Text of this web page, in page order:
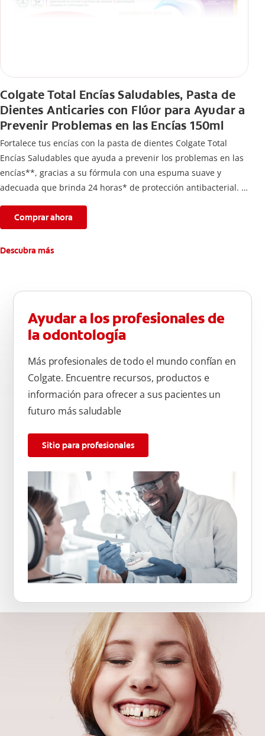
Colgate Total Encías Saludables, Pasta de
Dientes Anticaries con Flúor para Ayudar a
Prevenir Problemas en las Encías 150ml
Fortalece tus encías con la pasta de dientes Colgate Total
Encías Saludables que ayuda a prevenir los problemas en las
encías**, gracias a su fórmula con una espuma suave y
adecuada que brinda 24 horas* de protección antibacterial.
semanas.
**Causados por bacterias.
Comprar ahora
Descubra más
Ayudar a los profesionales de
la odontología
Más profesionales de todo el mundo confían en
Colgate. Encuentre recursos, productos e
información para ofrecer a sus pacientes un
futuro más saludable
Sitio para profesionales